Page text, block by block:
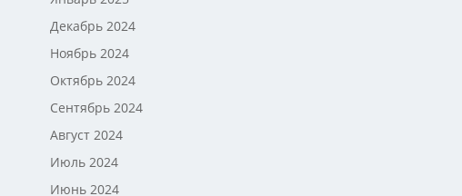
Декабрь 2024
Ноябрь 2024
Октябрь 2024
Сентябрь 2024
Август 2024
Июль 2024
Июнь 2024